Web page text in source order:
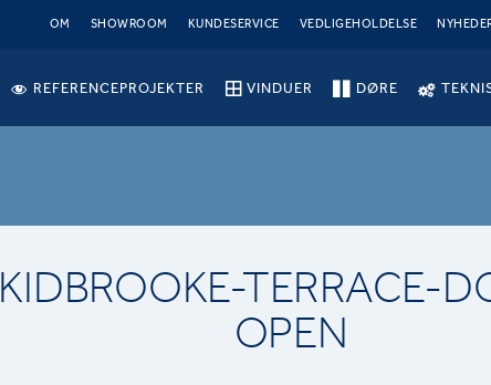
OM SHOWROOM KUNDESERVICE VEDLIGEHOLDELSE
REFERENCEPROJEKTER VINDUER DØRE
KIDBROOKE-TERRACE-
OPEN